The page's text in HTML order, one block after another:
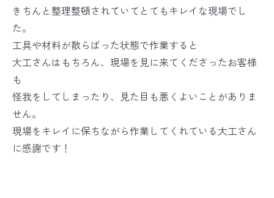
きちんと整理整頓されていてとてもキレイな現場でし
た。
工具や材料が散らばった状態で作業すると
大工さんはもちろん、現場を見に来てくださったお客様
も
怪我をしてしまったり、見た目も悪くよいことがありま
せん。
現場をキレイに保ちながら作業してくれている大工さん
に感謝です！